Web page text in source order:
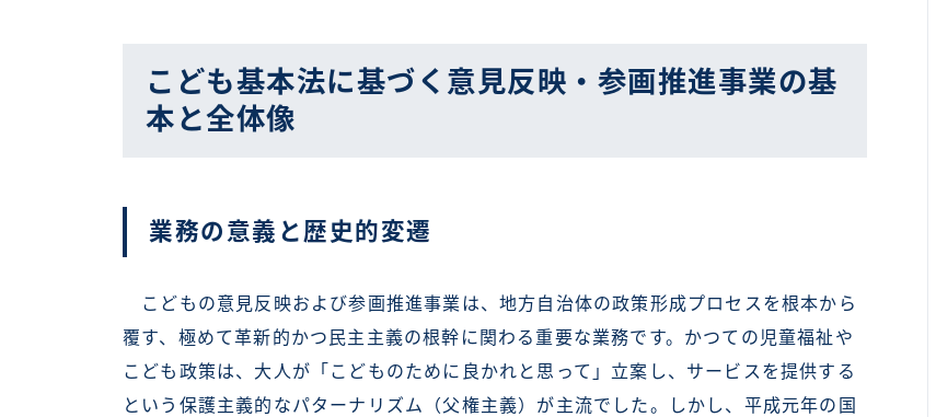
こども基本法に基づく意見反映・参画推進事業の基
本と全体像
業務の意義と歴史的変遷
こどもの意見反映および参画推進事業は、地方自治体の政策形成プロセスを根本から
覆す、極めて革新的かつ民主主義の根幹に関わる重要な業務です。かつての児童福祉や
こども政策は、大人が「こどものために良かれと思って」立案し、サービスを提供する
という保護主義的なパターナリズム（父権主義）が主流でした。しかし、平成元年の国